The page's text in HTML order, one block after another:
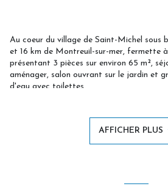
Au coeur du village de Saint-Michel sous
et 16 km de Montreuil-sur-mer, fermette
présentant 3 pièces sur environ 65 m²,
aménager, salon ouvrant sur le jardin et
d'eau avec toilettes.
Logement non soumis au DPE du fait de
AFFICHER PLUS